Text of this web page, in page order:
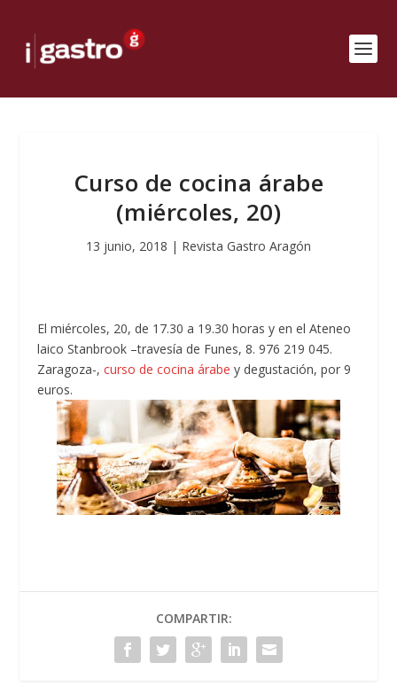
Curso de cocina árabe
(miércoles, 20)
13 junio, 2018 | Revista Gastro Aragón
El miércoles, 20, de 17.30 a 19.30 horas y en el Ateneo
laico Stanbrook –travesía de Funes, 8. 976 219 045.
Zaragoza-,curso de cocina árabe y degustación, por 9
euros.
COMPARTIR: